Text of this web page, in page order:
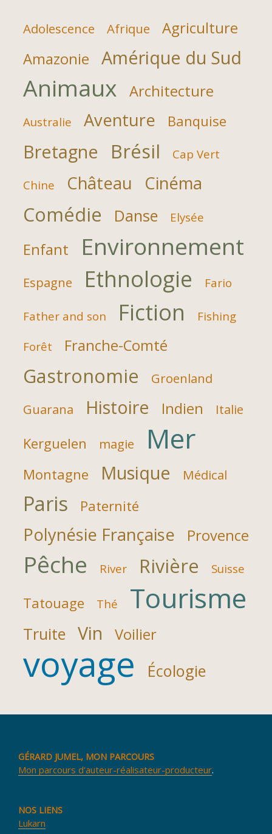
Adolescence Afrique
Agriculture
Amazonie
Amérique du Sud
Animaux Architecture
Australie Aventure Banquise
Bretagne Brésil Cap Vert
Chine Château Cinéma
Comédie Danse Elysée
Enfant Environnement
Espagne Ethnologie Fario
Father and son Fiction
Fishing
Forêt
Franche-Comté
Gastronomie
Groenland
Guarana
Histoire Indien Italie
Kerguelen magie Mer
Montagne Musique Médical
Paris Paternité
Polynésie Française Provence
Pêche River Rivière Suisse
Tatouage Thé Tourisme
Truite Vin Voilier
voyage Écologie
GÉRARD JUMEL, MON PARCOURS
Mon parcours d'auteur-réalisateur-producteur.
NOS LIENS
Lukarn